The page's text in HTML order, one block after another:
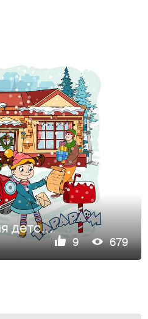
Иллюстрации для детского музыкального канала "ТАРАРАМ"
9 679